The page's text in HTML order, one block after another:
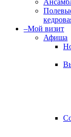
–Мой визит
Афиша